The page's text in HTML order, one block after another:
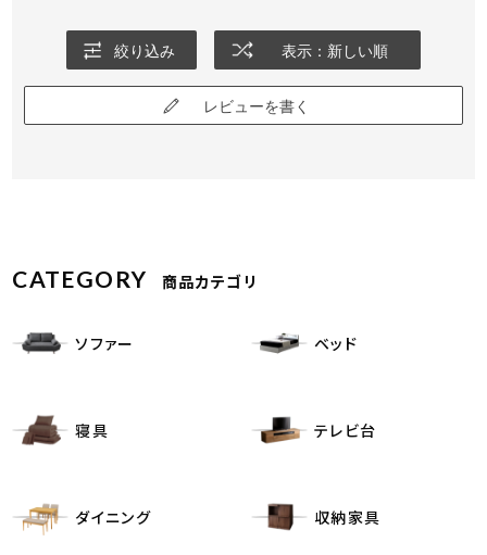
絞り込み 表示：新しい順
レビューを書く
CATEGORY 商品カテゴリ
ソファー ベッド
寝具 テレビ台
ダイニング 収納家具